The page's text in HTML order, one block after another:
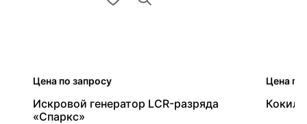
Цена по запросу
Искровой генератор LCR-разряда
«Спаркс»
Цена по